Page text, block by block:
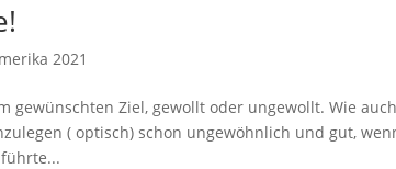
2021
gewünschten Ziel, gewollt oder ungewollt. Wie
( optisch) schon ungewöhnlich und gut,